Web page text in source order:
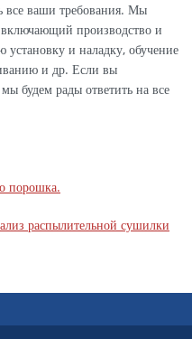
все ваши требования. Мы
производство и
и наладку, обучение
и др. Если вы
будем рады ответить на все
порошка.
распылительной сушилки